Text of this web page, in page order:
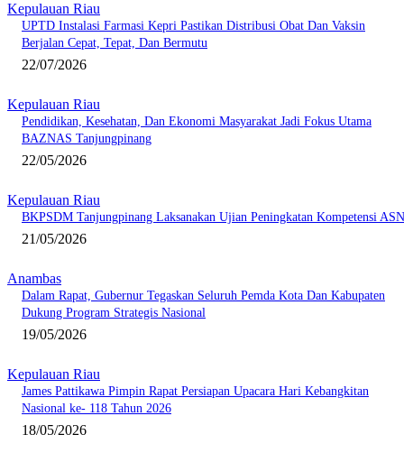
Kepulauan Riau
UPTD Instalasi Farmasi Kepri Pastikan Distribusi Obat Dan Vaksin
Berjalan Cepat, Tepat, Dan Bermutu
22/07/2026
Kepulauan Riau
Pendidikan, Kesehatan, Dan Ekonomi Masyarakat Jadi Fokus Utama
BAZNAS Tanjungpinang
22/05/2026
Kepulauan Riau
BKPSDM Tanjungpinang Laksanakan Ujian Peningkatan Kompetensi ASN
21/05/2026
Anambas
Dalam Rapat, Gubernur Tegaskan Seluruh Pemda Kota Dan Kabupaten
Dukung Program Strategis Nasional
19/05/2026
Kepulauan Riau
James Pattikawa Pimpin Rapat Persiapan Upacara Hari Kebangkitan
Nasional ke- 118 Tahun 2026
18/05/2026